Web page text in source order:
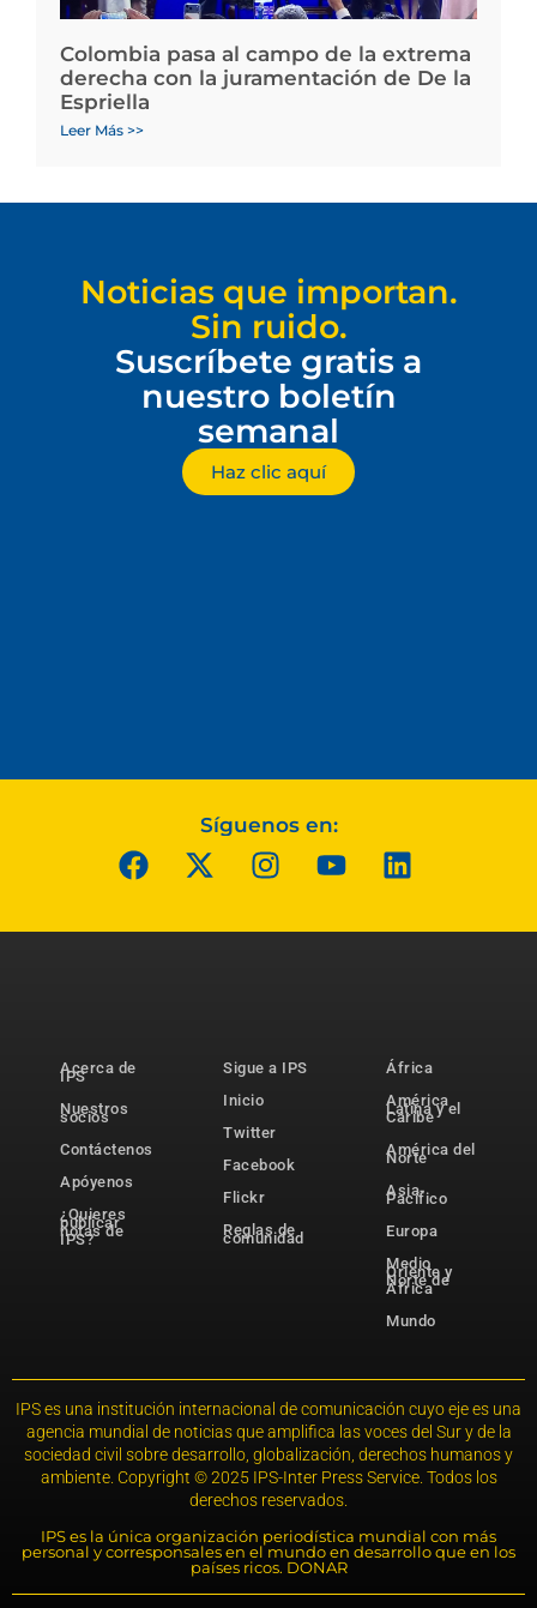
Colombia pasa al campo de la extrema
derecha con la juramentación de De la
Espriella
Leer Más >>
Noticias que importan.
Sin ruido.
Suscríbete gratis a
nuestro boletín
semanal
Haz clic aquí
Síguenos en:
Acerca de
IPS
Nuestros
socios
Contáctenos
Apóyenos
¿Quieres
publicar
notas de
IPS?
Sigue a IPS
Inicio
Twitter
Facebook
Flickr
Reglas de
comunidad
África
América
Latina y el
Caribe
América del
Norte
Asia-
Pacífico
Europa
Medio
Oriente y
Norte de
África
Mundo
IPS es una institución internacional de comunicación cuyo eje es una
agencia mundial de noticias que amplifica las voces del Sur y de la
sociedad civil sobre desarrollo, globalización, derechos humanos y
ambiente. Copyright © 2025 IPS-Inter Press Service. Todos los
derechos reservados.
IPS es la única organización periodística mundial con más
personal y corresponsales en el mundo en desarrollo que en los
países ricos. DONAR